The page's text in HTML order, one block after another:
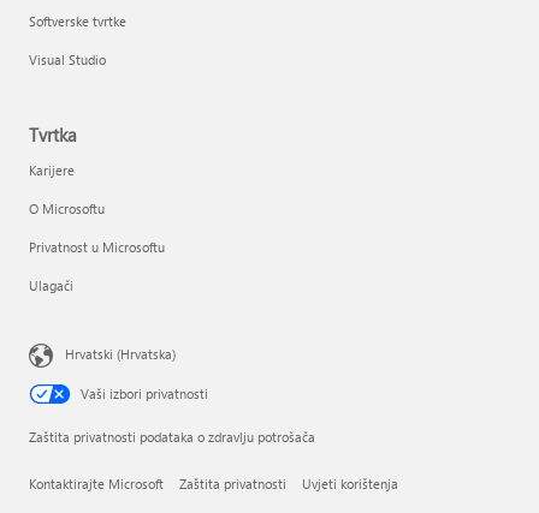
Softverske tvrtke
Visual Studio
Tvrtka
Karijere
O Microsoftu
Privatnost u Microsoftu
Ulagači
Hrvatski (Hrvatska)
Vaši izbori privatnosti
Zaštita privatnosti podataka o zdravlju potrošača
Kontaktirajte Microsoft Zaštita privatnosti Uvjeti korištenja